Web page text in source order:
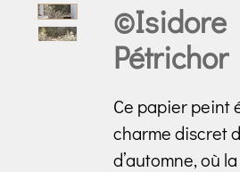
©Isidore
Pétrichor
Ce papier peint
charme discret
d’automne, où